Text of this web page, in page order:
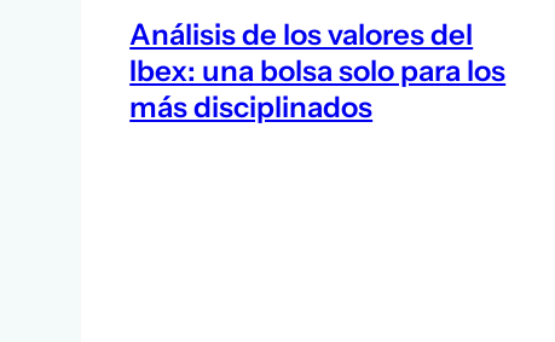
Análisis de los valores del
Ibex: una bolsa solo para los
más disciplinados